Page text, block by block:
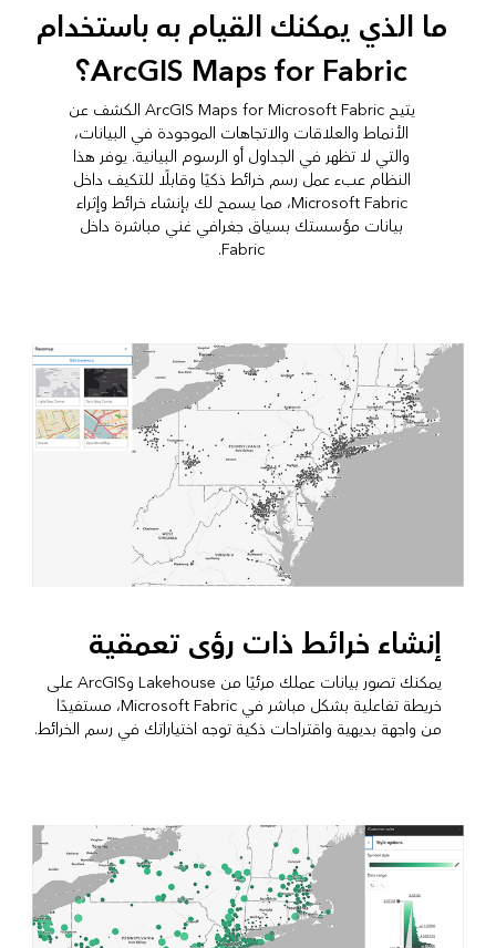
ما الذي يمكنك القيام به باستخدام
ArcGIS Maps for Fabric؟
يتيح ArcGIS Maps for Microsoft Fabric الكشف عن
الأنماط والعلاقات والاتجاهات الموجودة في البيانات،
والتي لا تظهر في الجداول أو الرسوم البيانية. يوفر هذا
النظام عبء عمل رسم خرائط ذكيًا وقابلًا للتكيف داخل
Microsoft Fabric، مما يسمح لك بإنشاء خرائط وإثراء
بيانات مؤسستك بسياق جغرافي غني مباشرة داخل
Fabric.
إنشاء خرائط ذات رؤى تعمقية
يمكنك تصور بيانات عملك مرئيًا من Lakehouse وArcGIS على
خريطة تفاعلية بشكل مباشر في Microsoft Fabric، مستفيدًا
من واجهة بديهية واقتراحات ذكية توجه اختياراتك في رسم الخرائط.